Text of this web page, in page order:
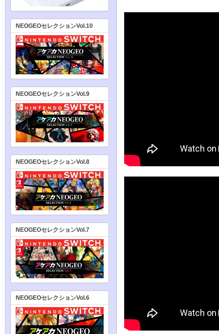
NEOGEOセレクションVol.10
NEOGEOセレクションVol.9
NEOGEOセレクションVol.8
NEOGEOセレクションVol.7
NEOGEOセレクションVol.6